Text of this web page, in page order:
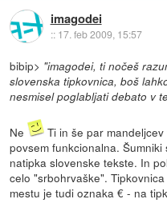
imagodei
:: 17. feb 2009, 15:57
bibip> "imagodei, ti nočeš
slovenska tipkovnica, boš
nesmisel poglabljati debato v
Ne
Ti in še par
povsem funkcionalna.
natipka slovenske tekste. In
celo "srbohrvaške".
mestu je tudi oznaka € - na